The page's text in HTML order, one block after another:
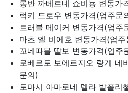
롱반 까베르네 쇼비뇽 변동가
럭키 드로우 변동가격(업주문
트러블 메이커 변동가격(업주
마츠 엘 비에호 변동가격(업주
꼬네따블 딸보 변동가격(업주
로베르토 보에르지오 랑게 네
문의)
토마시 아마로네 델라 발폴리